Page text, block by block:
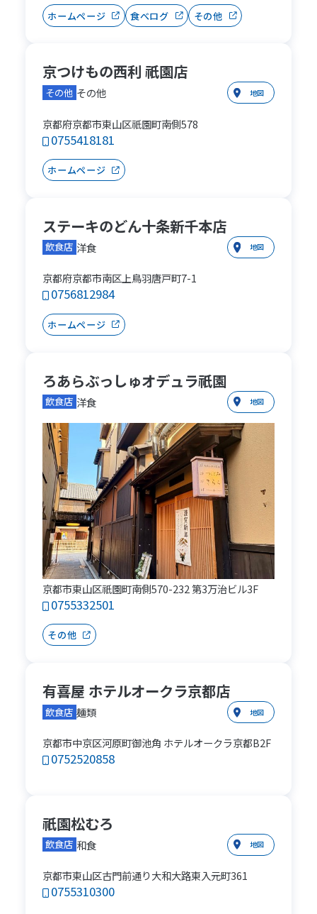
ホームページ 食べログ その他
京つけもの西利 祇園店
その他 その他 地図
京都府京都市東山区祇園町南側578
0755418181
ホームページ
ステーキのどん十条新千本店
飲食店 洋食 地図
京都府京都市南区上鳥羽唐戸町7-1
0756812984
ホームページ
ろあらぶっしゅオデュラ祇園
飲食店 洋食 地図
京都市東山区祇園町南側570-232 第3万治ビル3F
0755332501
その他
有喜屋 ホテルオークラ京都店
飲食店 麺類 地図
京都市中京区河原町御池角 ホテルオークラ京都B2F
0752520858
祇園松むろ
飲食店 和食 地図
京都市東山区古門前通り大和大路東入元町361
0755310300